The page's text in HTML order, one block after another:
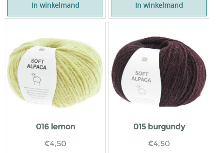
In winkelmand In winkelmand
016 lemon
€4,50
015 burgundy
€4,50